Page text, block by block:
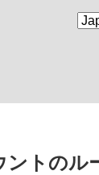
ントのル